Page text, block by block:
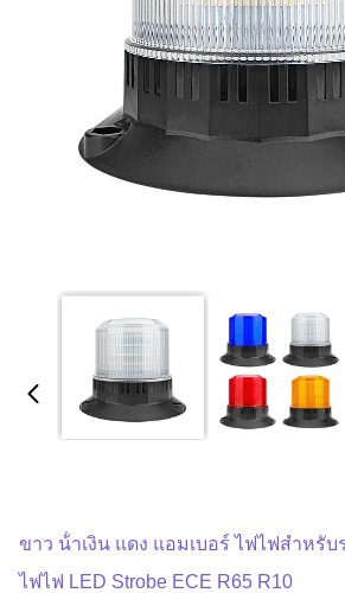
ขาว น้ําเงิน แดง แอมเบอร์ ไฟไฟสําหรั
ไฟไฟ LED Strobe ECE R65 R10